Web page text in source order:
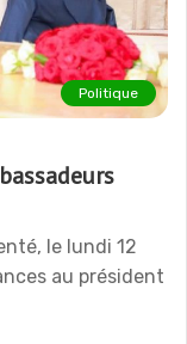
Politique
le lundi 12
au président